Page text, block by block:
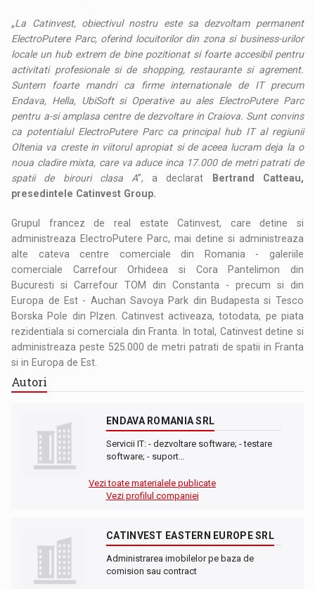
„La Catinvest, obiectivul nostru este sa dezvoltam permanent
ElectroPutere Parc, oferind locuitorilor din zona si business-urilor
locale un hub extrem de bine pozitionat si foarte accesibil pentru
activitati profesionale si de shopping, restaurante si agrement.
Suntem foarte mandri ca firme internationale de IT precum
Endava, Hella, UbiSoft si Operative au ales ElectroPutere Parc
pentru a-si amplasa centre de dezvoltare in Craiova. Sunt convins
ca potentialul ElectroPutere Parc ca principal hub IT al regiunii
Oltenia va creste in viitorul apropiat si de aceea lucram deja la o
noua cladire mixta, care va aduce inca 17.000 de metri patrati de
spatii de birouri clasa A”, a declarat
Bertrand Catteau,
presedintele Catinvest Group.
Grupul francez de real estate Catinvest, care detine si
administreaza ElectroPutere Parc, mai detine si administreaza
alte cateva centre comerciale din Romania - galeriile
comerciale Carrefour Orhideea si Cora Pantelimon din
Bucuresti si Carrefour TOM din Constanta - precum si din
Europa de Est - Auchan Savoya Park din Budapesta si Tesco
Borska Pole din Plzen. Catinvest activeaza, totodata, pe piata
rezidentiala si comerciala din Franta. In total, Catinvest detine si
administreaza peste 525.000 de metri patrati de spatii in Franta
si in Europa de Est.
Autori
ENDAVA ROMANIA SRL
Servicii IT: - dezvoltare software; - testare
software; - suport…
Vezi toate materialele publicate
Vezi profilul companiei
CATINVEST EASTERN EUROPE SRL
Administrarea imobilelor pe baza de
comision sau contract